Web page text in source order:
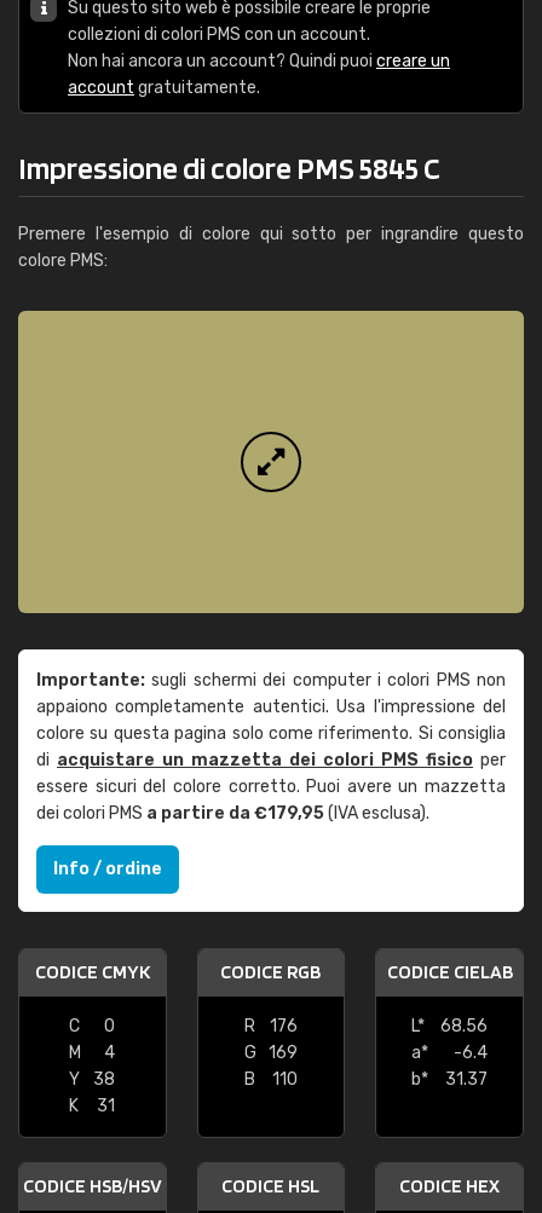
Su questo sito web è possibile creare le proprie
collezioni di colori PMS con un account.
Non hai ancora un account? Quindi puoi creare un
account gratuitamente.
Impressione di colore PMS 5845 C
Premere l'esempio di colore qui sotto per ingrandire questo
colore PMS:
Importante: sugli schermi dei computer i colori PMS non
appaiono completamente autentici. Usa l'impressione del
colore su questa pagina solo come riferimento. Si consiglia
di acquistare un mazzetta dei colori PMS fisico per
essere sicuri del colore corretto. Puoi avere un mazzetta
dei colori PMS a partire da €179,95(IVA esclusa).
Info / ordine
CODICE CMYK
C
0
M
4
Y
38
K
31
CODICE RGB
R
176
G
169
B
110
CODICE CIELAB
L*
68.56
a*
-6.4
b*
31.37
CODICE HSB/HSV CODICE HSL CODICE HEX